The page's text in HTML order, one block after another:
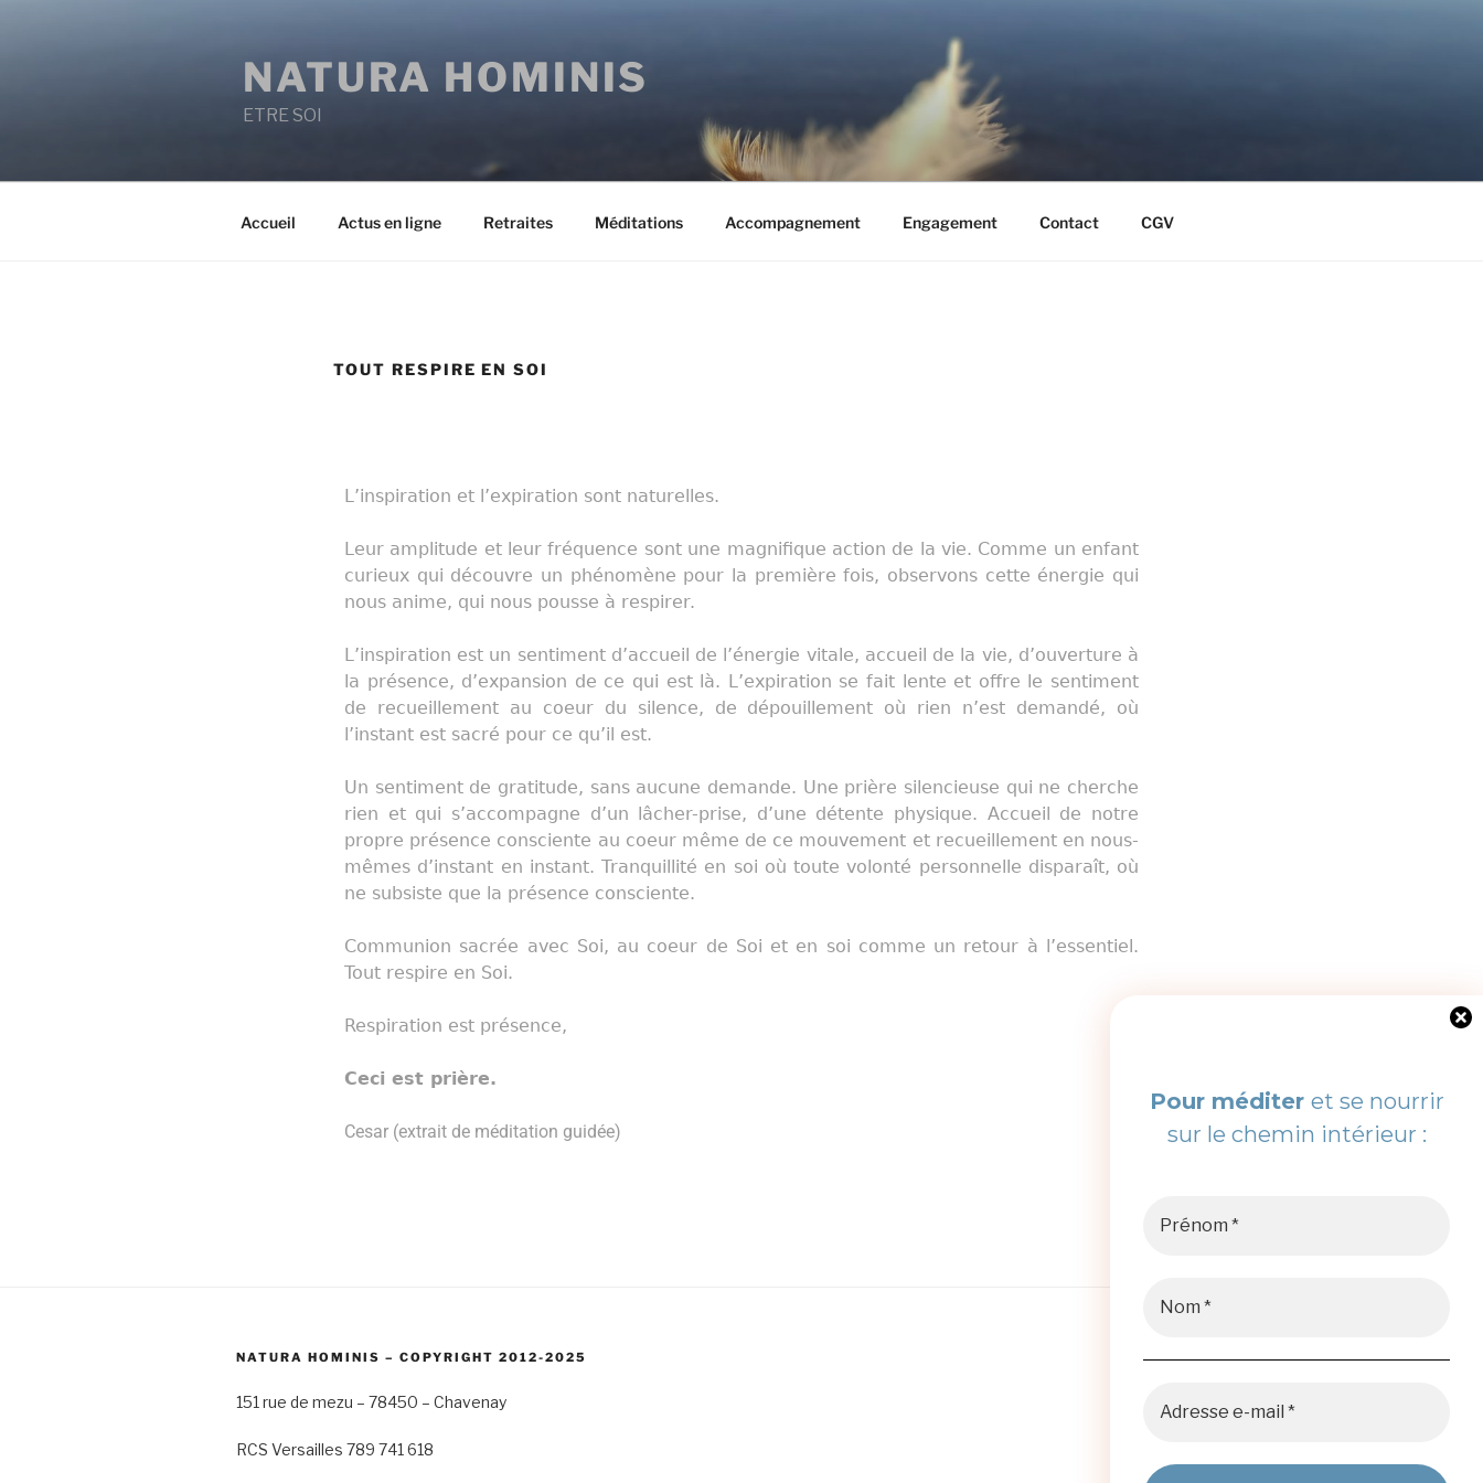
NATURA HOMINIS
ETRE SOI
Accueil Actus en ligne Retraites Méditations Accompagnement Engagement Contact CGV
TOUT RESPIRE EN SOI
L’inspiration et l’expiration sont naturelles.
Leur amplitude et leur fréquence sont une magnifique action de la vie. Comme un enfant
curieux qui découvre un phénomène pour la première fois, observons cette énergie qui
nous anime, qui nous pousse à respirer.
L’inspiration est un sentiment d’accueil de l’énergie vitale, accueil de la vie, d’ouverture à
la présence, d’expansion de ce qui est là. L’expiration se fait lente et offre le sentiment
de recueillement au coeur du silence, de dépouillement où rien n’est demandé, où
l’instant est sacré pour ce qu’il est.
Un sentiment de gratitude, sans aucune demande. Une prière silencieuse qui ne cherche
rien et qui s’accompagne d’un lâcher-prise, d’une détente physique. Accueil de notre
propre présence consciente au coeur même de ce mouvement et recueillement en nous-
mêmes d’instant en instant. Tranquillité en soi où toute volonté personnelle disparaît, où
ne subsiste que la présence consciente.
Communion sacrée avec Soi, au coeur de Soi et en soi comme un retour à l’essentiel.
Tout respire en Soi.
Respiration est présence,
Ceci est prière.
Cesar (extrait de méditation guidée)
Pour méditer et se nourrir
sur le chemin intérieur :
NATURA HOMINIS – COPYRIGHT 2012-2025
151 rue de mezu – 78450 – Chavenay
RCS Versailles 789 741 618